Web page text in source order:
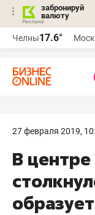
забронируй
валюту
Челны17.6°
27 февраля 2019,
В центре